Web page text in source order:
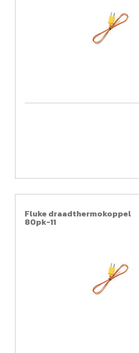
Fluke draadthermokoppel
80pk-11